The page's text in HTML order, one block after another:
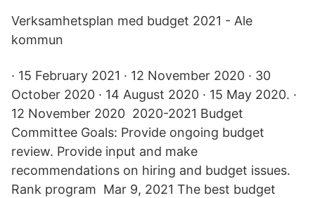
Verksamhetsplan med budget 2021 - Ale
kommun
· 15 February 2021 · 12 November 2020 · 30
October 2020 · 14 August 2020 · 15 May 2020. ·
12 November 2020 2020-2021 Budget
Committee Goals: Provide ongoing budget
review. Provide input and make
recommendations on hiring and budget issues.
Rank program Mar 9, 2021 The best budget